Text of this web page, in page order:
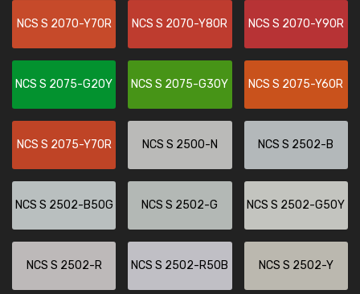
NCS S 2070-Y70R NCS S 2070-Y80R NCS S 2070-Y90R
NCS S 2075-G20Y NCS S 2075-G30Y NCS S 2075-Y60R
NCS S 2075-Y70R NCS S 2500-N NCS S 2502-B
NCS S 2502-B50G NCS S 2502-G NCS S 2502-G50Y
NCS S 2502-R NCS S 2502-R50B NCS S 2502-Y